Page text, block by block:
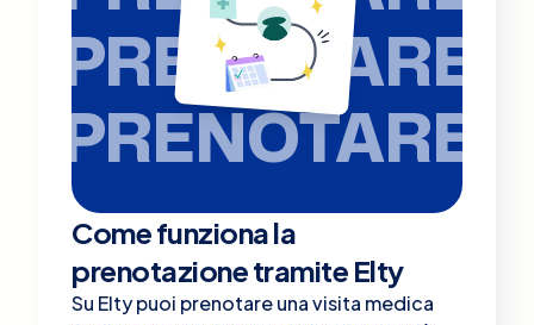
PRENOTARE
PRENOTARE
Come funziona la
prenotazione tramite Elty
Su Elty puoi prenotare una visita medica